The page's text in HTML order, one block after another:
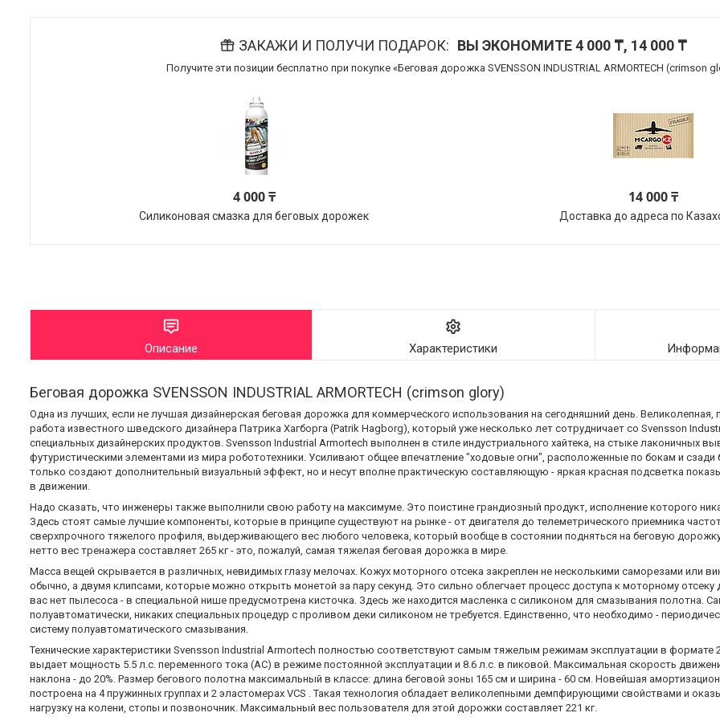
ЗАКАЖИ И ПОЛУЧИ ПОДАРОК ВЫ ЭКОНОМИТЕ 4 000 ₸, 14 000 ₸
Получите эти позиции бесплатно при покупке «Беговая дорожка SVENSSON INDUSTRIAL ARMORTECH (crimson
4 000 ₸
Силиконовая смазка для беговых дорожек
14 000 ₸
Доставка до адреса по
Описание Характеристики
Беговая дорожка SVENSSON INDUSTRIAL ARMORTECH (crimson glory)
Одна из лучших, если не лучшая дизайнерская беговая дорожка для коммерческого использования на сегодняшний день. Великолепная,
работа известного шведского дизайнера Патрика Хагборга (Patrik Hagborg), который уже несколько лет сотрудничает со Svensson
специальных дизайнерских продуктов. Svensson Industrial Armortech выполнен в стиле индустриального хайтека, на стыке лаконичных
футуристическими элементами из мира робототехники. Усиливают общее впечатление "ходовые огни", расположенные по бокам и
только создают дополнительный визуальный эффект, но и несут вполне практическую составляющую - яркая красная подсветка
в движении.
Надо сказать, что инженеры также выполнили свою работу на максимуме. Это поистине грандиозный продукт, исполнение которого
Здесь стоят самые лучшие компоненты, которые в принципе существуют на рынке - от двигателя до телеметрического приемника
сверхпрочного тяжелого профиля, выдерживающего вес любого человека, который вообще в состоянии подняться на беговую
нетто вес тренажера составляет 265 кг - это, пожалуй, самая тяжелая беговая дорожка в мире.
Масса вещей скрывается в различных, невидимых глазу мелочах. Кожух моторного отсека закреплен не несколькими саморезами или
обычно, а двумя клипсами, которые можно открыть монетой за пару секунд. Это сильно облегчает процесс доступа к моторному отсеку
вас нет пылесоса - в специальной нише предусмотрена кисточка. Здесь же находится масленка с силиконом для смазывания полотна.
полуавтоматически, никаких специальных процедур с проливом деки силиконом не требуется. Единственно, что необходимо -
систему полуавтоматического смазывания.
Технические характеристики Svensson Industrial Armortech полностью соответствуют самым тяжелым режимам эксплуатации в формате
выдает мощность 5.5 л.с. переменного тока (AC) в режиме постоянной эксплуатации и 8.6 л.с. в пиковой. Максимальная скорость
наклона - до 20%. Размер бегового полотна максимальный в классе: длина беговой зоны 165 см и ширина - 60 см. Новейшая
построена на 4 пружинных группах и 2 эластомерах VCS . Такая технология обладает великолепными демпфирующими свойствами и
нагрузку на колени, стопы и позвоночник. Максимальный вес пользователя для этой дорожки составляет 221 кг.